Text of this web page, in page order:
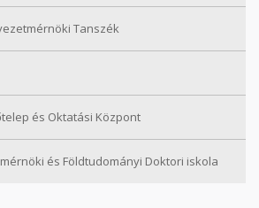
Tanszék
és Oktatási Központ
és Földtudományi Doktori iskola